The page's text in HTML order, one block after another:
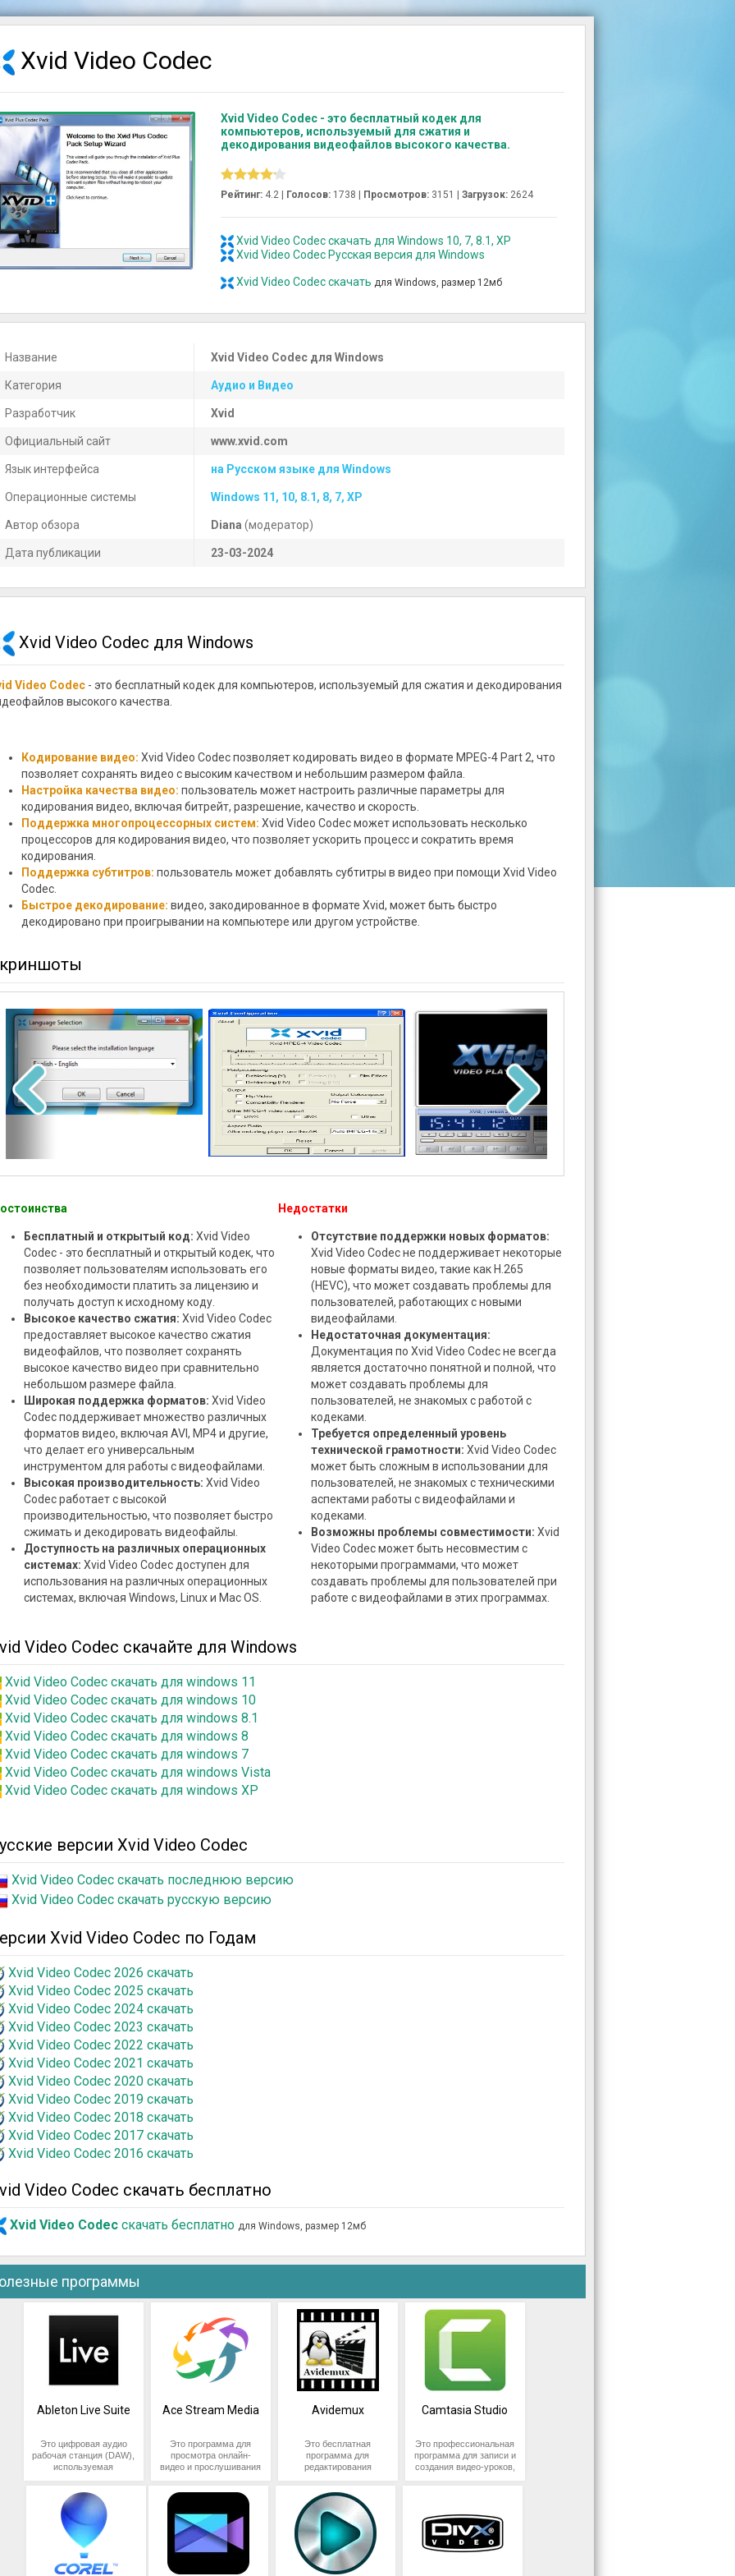
Xvid Video Codec
Xvid Video Codec - это бесплатный кодек для
компьютеров, используемый для сжатия и
декодирования видеофайлов высокого качества.
Рейтинг: 4.2 | Голосов: 1738 | Просмотров: 3151 | Загрузок: 2624
Xvid Video Codec скачать для Windows 10, 7, 8.1, XP
Xvid Video Codec Русская версия для Windows
Xvid Video Codec скачать для Windows, размер 12мб
Название Xvid Video Codec для Windows
Категория Аудио и Видео
Разработчик Xvid
Официальный сайт www.xvid.com
Язык интерфейса на Русском языке для Windows
Операционные системы Windows 11, 10, 8.1, 8, 7, XP
Автор обзора Diana (модератор)
Дата публикации 23-03-2024
Xvid Video Codec для Windows
Video Codec - это бесплатный кодек для компьютеров, используемый для сжатия и декодирования
высокого качества.
Кодирование видео: Xvid Video Codec позволяет кодировать видео в формате MPEG-4 Part 2, что
позволяет сохранять видео с высоким качеством и небольшим размером файла.
Настройка качества видео: пользователь может настроить различные параметры для
кодирования видео, включая битрейт, разрешение, качество и скорость.
Поддержка многопроцессорных систем: Xvid Video Codec может использовать несколько
процессоров для кодирования видео, что позволяет ускорить процесс и сократить время
кодирования.
Поддержка субтитров: пользователь может добавлять субтитры в видео при помощи Xvid Video
Codec.
Быстрое декодирование: видео, закодированное в формате Xvid, может быть быстро
декодировано при проигрывании на компьютере или другом устройстве.
Бесплатный и открытый код: Xvid Video
Codec - это бесплатный и открытый кодек, что
позволяет пользователям использовать его
без необходимости платить за лицензию и
получать доступ к исходному коду.
Высокое качество сжатия: Xvid Video Codec
предоставляет высокое качество сжатия
видеофайлов, что позволяет сохранять
высокое качество видео при сравнительно
небольшом размере файла.
Широкая поддержка форматов: Xvid Video
Codec поддерживает множество различных
форматов видео, включая AVI, MP4 и другие,
что делает его универсальным
инструментом для работы с видеофайлами.
Высокая производительность: Xvid Video
Codec работает с высокой
производительностью, что позволяет быстро
сжимать и декодировать видеофайлы.
Доступность на различных операционных
системах: Xvid Video Codec доступен для
использования на различных операционных
системах, включая Windows, Linux и Mac OS.
Недостатки
Отсутствие поддержки новых форматов:
Xvid Video Codec не поддерживает некоторые
новые форматы видео, такие как H.265
(HEVC), что может создавать проблемы для
пользователей, работающих с новыми
видеофайлами.
Недостаточная документация:
Документация по Xvid Video Codec не всегда
является достаточно понятной и полной, что
может создавать проблемы для
пользователей, не знакомых с работой с
кодеками.
Требуется определенный уровень
технической грамотности: Xvid Video Codec
может быть сложным в использовании для
пользователей, не знакомых с техническими
аспектами работы с видеофайлами и
кодеками.
Возможны проблемы совместимости: Xvid
Video Codec может быть несовместим с
некоторыми программами, что может
создавать проблемы для пользователей при
работе с видеофайлами в этих программах.
Video Codec скачайте для Windows
Xvid Video Codec скачать для windows 11
Xvid Video Codec скачать для windows 10
Xvid Video Codec скачать для windows 8.1
Xvid Video Codec скачать для windows 8
Xvid Video Codec скачать для windows 7
Xvid Video Codec скачать для windows Vista
Xvid Video Codec скачать для windows XP
версии Xvid Video Codec
Xvid Video Codec скачать последнюю версию
Xvid Video Codec скачать русскую версию
Xvid Video Codec по Годам
Xvid Video Codec 2026 скачать
Xvid Video Codec 2025 скачать
Xvid Video Codec 2024 скачать
Xvid Video Codec 2023 скачать
Xvid Video Codec 2022 скачать
Xvid Video Codec 2021 скачать
Xvid Video Codec 2020 скачать
Xvid Video Codec 2019 скачать
Xvid Video Codec 2018 скачать
Xvid Video Codec 2017 скачать
Xvid Video Codec 2016 скачать
Video Codec скачать бесплатно
Xvid Video Codec скачать бесплатно для Windows, размер 12мб
программы
Ableton Live Suite
Это цифровая аудио
рабочая станция (DAW),
используемая
создания, записи,
редактирования и
микширования музыки.
Программа имеет ряд
функций, которые
позволяют работать с
различными типами
Ace Stream Media
Это программа для
просмотра онлайн-
видео и прослушивания
позволяет смотреть
видео в HD-качестве и
слушать аудио в
формате высокого
включает в себя
Avidemux
Это бесплатная
программа для
редактирования
пользователю
обрабатывать
видеофайлы,
конвертировать их в
различные форматы и
добавлять различные
эффекты и фильтры.
Camtasia Studio
Это профессиональная
программа для записи и
создания видео-уроков,
контента. Она
позволяет записывать
экран, аудио и видео с
веб-камеры, а также